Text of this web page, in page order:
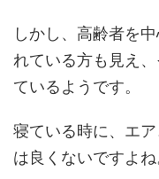
しかし、高齢者を
れている方も見え
ているようです。
寝ている時に、エ
は良くないですよね